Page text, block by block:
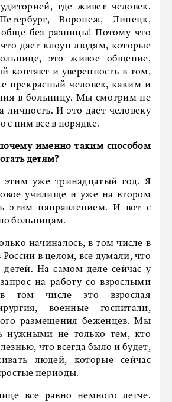
где живет человек.
Воронеж, Липецк,
без разницы! Потому что
что дает клоун людям, которые
это живое общение,
контакт и уверенность в том,
прекрасный человек, каким и
в больницу. Мы смотрим не
личность. И это дает человеку
с ним все в порядке.
именно таким способом
детям?
этим уже тринадцатый год. Я
училище и уже на втором
этим направлением. И вот с
больницам.
начиналось, в том числе в
в целом, все думали, что
детей. На самом деле сейчас у
на работу со взрослыми
том числе это взрослая
военные госпитали,
размещения беженцев. Мы
нужными не только тем, кто
что всегда было и будет,
людей, которые сейчас
периоды.
все равно немного легче.